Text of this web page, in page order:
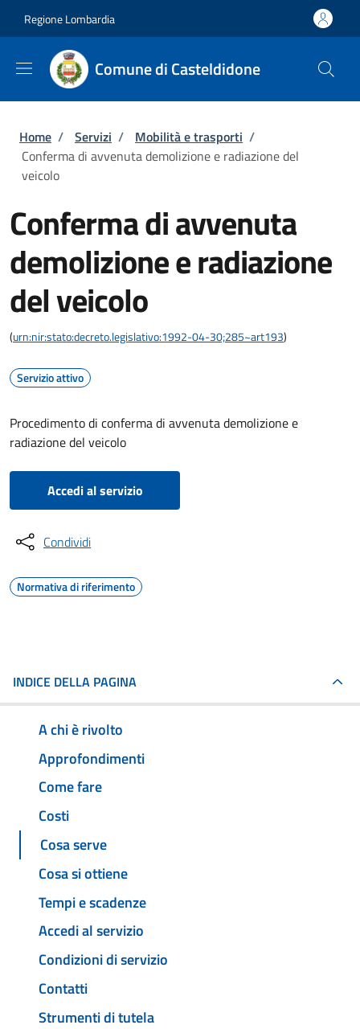
Regione Lombardia
Comune di Casteldidone
Briciole di pane
Home / Servizi / Mobilità e trasporti /
Conferma di avvenuta demolizione e radiazione del
veicolo
Conferma di avvenuta
demolizione e radiazione
del veicolo
(urn:nir:stato:decreto.legislativo:1992-04-30;285~art193)
Servizio attivo
Procedimento di conferma di avvenuta demolizione e
radiazione del veicolo
Accedi al servizio
Condividi
Normativa di riferimento
INDICE DELLA PAGINA
A chi è rivolto
Approfondimenti
Come fare
Costi
Cosa serve
Cosa si ottiene
Tempi e scadenze
Accedi al servizio
Condizioni di servizio
Contatti
Strumenti di tutela